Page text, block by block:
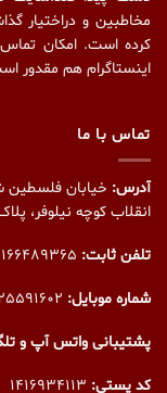
مخاطبین و دراختیار
کرده است. امکان
اینستاگرام هم مقدور
تماس با ما
آدرس: خیابان فلسطین
انقلاب کوچه نیلوفر، پلاک
تلفن ثابت:
شماره موبایل:
پشتیبانی واتس آپ و
کد پستی: